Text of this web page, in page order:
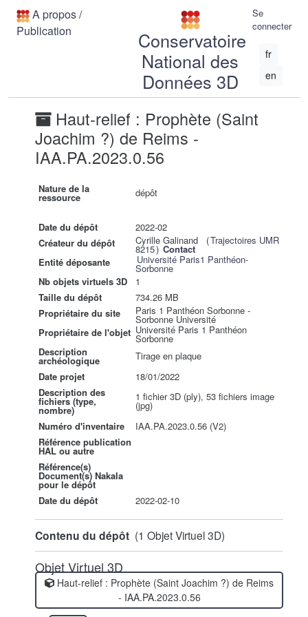
A propos/
Publication
Conservatoire
National des
Données 3D
Se
connecter
fr
en
Haut-relief : Prophète (Saint
Joachim ?) de Reims -
IAA.PA.2023.0.56
Nature de la
ressource dépôt
Date du dépôt
2022-02
Créateur du dépôt
Cyrille Galinand (Trajectoires UMR
8215) Contact
Entité déposante
Université Paris1 Panthéon-
Sorbonne
Nb objets virtuels 3D
1
Taille du dépôt
734.26 MB
Propriétaire du site
Paris 1 Panthéon Sorbonne -
Sorbonne Université
Propriétaire de l'objet Université Paris 1 Panthéon
Sorbonne
Description
archéologique
Tirage en plaque
Date projet
18/01/2022
Description des
fichiers (type,
nombre)
1 fichier 3D (ply), 53 fichiers image
(jpg)
Numéro d'inventaire
IAA.PA.2023.0.56 (V2)
Référence publication
HAL ou autre
Référence(s)
Document(s) Nakala
pour le dépôt
Date du dépôt
2022-02-10
Contenu du dépôt (1 Objet Virtuel 3D)
Objet Virtuel 3D
Haut-relief : Prophète (Saint Joachim ?) de Reims
- IAA.PA.2023.0.56